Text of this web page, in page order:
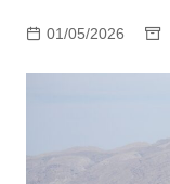
01/05/2026